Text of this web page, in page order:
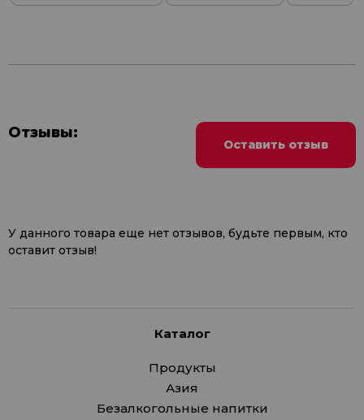
Отзывы:
Оставить отзыв
У данного товара еще нет отзывов, будьте первым, кто
оставит отзыв!
Каталог
Продукты
Азия
Безалкогольные напитки